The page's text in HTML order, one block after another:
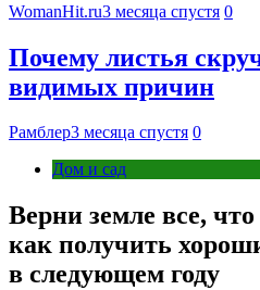
WomanHit.ru3 месяца спустя 0
Почему листья
видимых причин
Рамблер3 месяца спустя 0
Дом и сад
Верни земле все,
как получить
в следующем году